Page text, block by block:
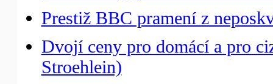
Prestiž BBC pramení z
Dvojí ceny pro domácí a pro
Stroehlein)